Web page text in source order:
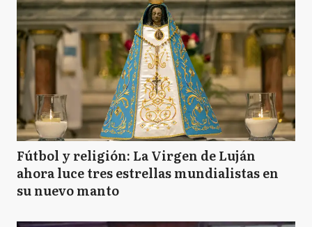
Fútbol y religión: La Virgen de Luján
ahora luce tres estrellas mundialistas en
su nuevo manto